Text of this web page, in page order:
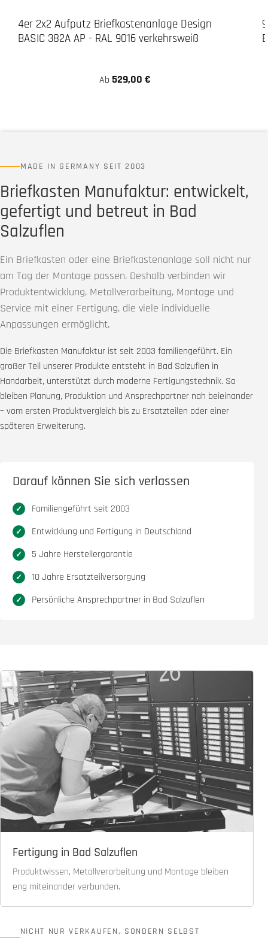
4er 2x2 Aufputz Briefkastenanlage Design
BASIC 382A AP - RAL 9016 verkehrsweiß
Ab 529,00 €
MADE IN GERMANY SEIT 2003
Briefkasten Manufaktur: entwickelt,
gefertigt und betreut in Bad
Salzuflen
Ein Briefkasten oder eine Briefkastenanlage soll nicht nur
am Tag der Montage passen. Deshalb verbinden wir
Produktentwicklung, Metallverarbeitung, Montage und
Service mit einer Fertigung, die viele individuelle
Anpassungen ermöglicht.
Die Briefkasten Manufaktur ist seit 2003 familiengeführt. Ein
großer Teil unserer Produkte entsteht in Bad Salzuflen in
Handarbeit, unterstützt durch moderne Fertigungstechnik. So
bleiben Planung, Produktion und Ansprechpartner nah beieinander
– vom ersten Produktvergleich bis zu Ersatzteilen oder einer
späteren Erweiterung.
Darauf können Sie sich verlassen
Familiengeführt seit 2003
Entwicklung und Fertigung in Deutschland
5 Jahre Herstellergarantie
10 Jahre Ersatzteilversorgung
Persönliche Ansprechpartner in Bad Salzuflen
Fertigung in Bad Salzuflen
Produktwissen, Metallverarbeitung und Montage bleiben
eng miteinander verbunden.
NICHT NUR VERKAUFEN, SONDERN SELBST